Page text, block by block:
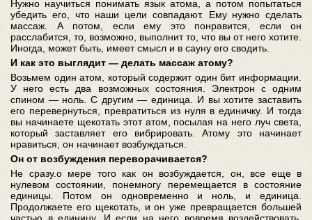
Нужно научиться понимать язык атома, а потом попытаться
убедить его, что наши цели совпадают. Ему нужно сделать
массаж. А потом, если ему это понравится, если он
расслабится, то, возможно, выполнит то, что вы от него хотите.
Иногда, может быть, имеет смысл и в сауну его сводить.
И как это выглядит — делать массаж атому?
Возьмем один атом, который содержит один бит информации.
У него есть два возможных состояния. Электрон с одним
спином — ноль. С другим — единица. И вы хотите заставить
его перевернуться, превратиться из нуля в единичку. И тогда
вы начинаете щекотать этот атом, посылая на него луч света,
который заставляет его вибрировать. Атому это начинает
нравиться, он начинает возбуждаться.
Он от возбуждения переворачивается?
Не сразу.о мере того как он возбуждается, он, все еще в
нулевом состоянии, понемногу перемещается в состояние
единицы. Потом он одновременно и ноль, и единица.
Продолжаете его щекотать, и он уже превращается большей